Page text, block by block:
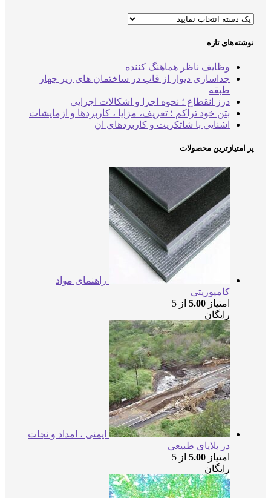
تازه
وظایف ناظر هماهنگ کننده
جداسازی دیوار از قاب در ساختمان های زیر چهار
درز انقطاع ؛ نحوه اجرا و اشکالات اجرایی
بتن خود تراکم ؛ تعریف، مزایا ، کاربردها و ازمایشات
اشنایی با شاتکریت و کاربردهای ان
محصولات
راهنمای مواد
کامپوزیتی
5.00از 5
ایمنی ، امداد و نجات
در بلایای طبیعی
5.00از 5